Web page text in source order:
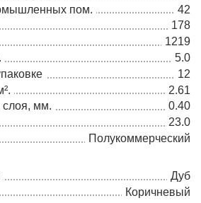
пом.
42
178
1219
5.0
12
2.61
слоя, мм.
0.40
23.0
Полукоммерческий
Дуб
Коричневый